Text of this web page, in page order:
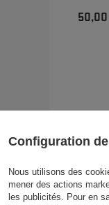
Configuration
Nous utilisons des
mener des actions
les publicités. Pour en